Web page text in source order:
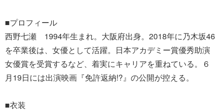
■プロフィール
西野七瀬 1994年生まれ。大阪府出身。2018年に乃木坂46
を卒業後は、女優として活躍。日本アカデミー賞優秀助演
女優賞を受賞するなど、着実にキャリアを重ねている。６
月19日には出演映画『免許返納!?』の公開が控える。
■衣装